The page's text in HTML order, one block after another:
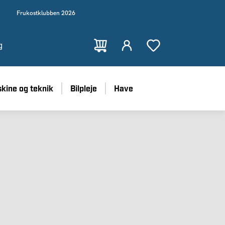
Frukostklubben 2026
og teknik Bilpleje Have